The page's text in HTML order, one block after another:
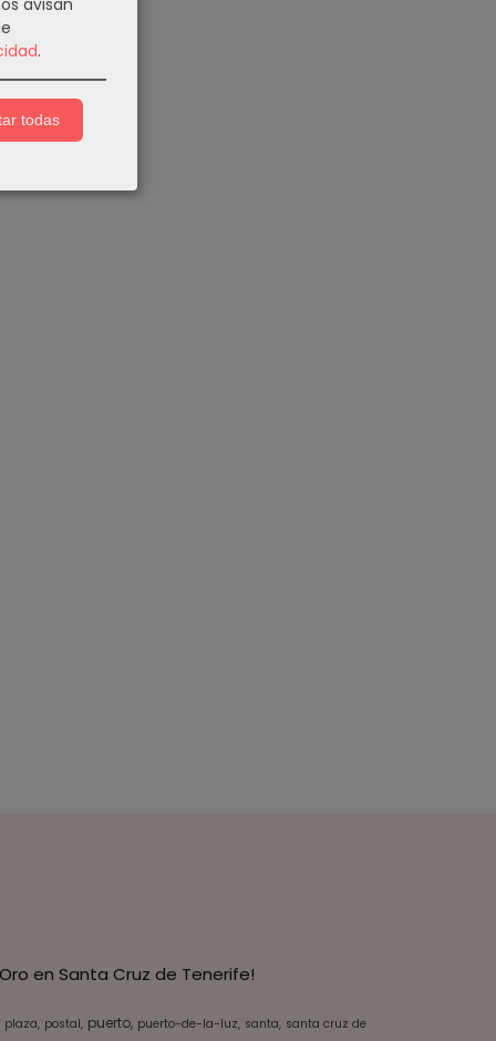
en Santa Cruz de Tenerife!
plaza postal puerto puerto-de-la-luz santa santa cruz de
.
todas